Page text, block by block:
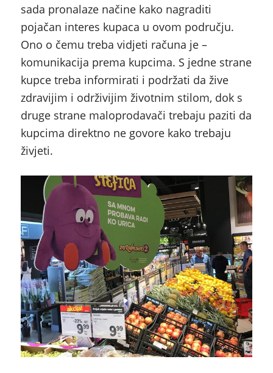
sada pronalaze načine kako nagraditi
pojačan interes kupaca u ovom području.
Ono o čemu treba vidjeti računa je –
komunikacija prema kupcima. S jedne strane
kupce treba informirati i podržati da žive
zdravijim i održivijim životnim stilom, dok s
druge strane maloprodavači trebaju paziti da
kupcima direktno ne govore kako trebaju
živjeti.